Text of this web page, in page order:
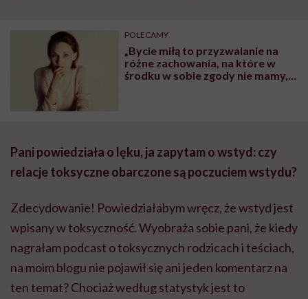
POLECAMY
„Bycie miłą to przyzwalanie na
różne zachowania, na które w
środku w sobie zgody nie mamy,
Pani powiedziała o lęku, ja zapytam o wstyd: czy
relacje toksyczne obarczone są poczuciem wstydu?
Zdecydowanie! Powiedziałabym wręcz, że wstyd jest
wpisany w toksyczność. Wyobraża sobie pani, że kiedy
nagrałam podcast o toksycznych rodzicach i teściach,
na moim blogu nie pojawił się ani jeden komentarz na
ten temat? Chociaż według statystyk jest to